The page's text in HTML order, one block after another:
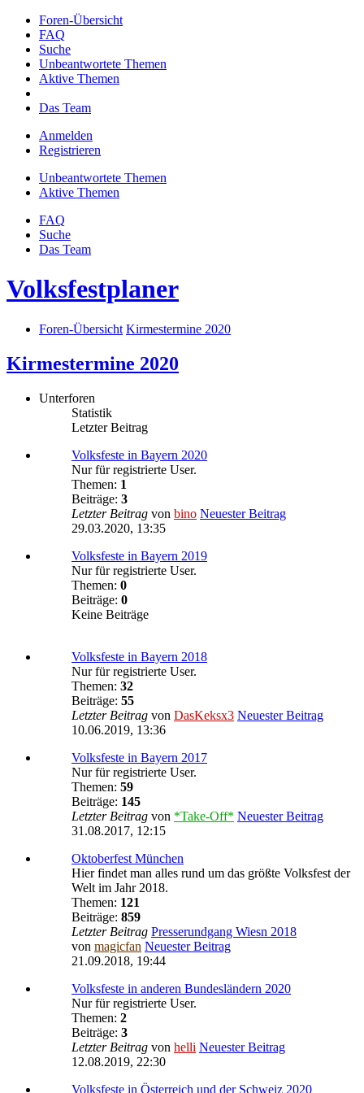
Foren-Übersicht
FAQ
Suche
Unbeantwortete Themen
Aktive Themen
Das Team
Anmelden
Registrieren
Unbeantwortete Themen
Aktive Themen
FAQ
Suche
Das Team
Volksfestplaner
Foren-Übersicht Kirmestermine 2020
Kirmestermine 2020
Unterforen
Statistik
Letzter Beitrag
Volksfeste in Bayern 2020
Nur für registrierte User.
Themen: 1
Beiträge: 3
Letzter Beitrag von bino Neuester Beitrag
29.03.2020, 13:35
Volksfeste in Bayern 2019
Nur für registrierte User.
Themen: 0
Beiträge: 0
Keine Beiträge
Volksfeste in Bayern 2018
Nur für registrierte User.
Themen: 32
Beiträge: 55
Letzter Beitrag von DasKeksx3 Neuester Beitrag
10.06.2019, 13:36
Volksfeste in Bayern 2017
Nur für registrierte User.
Themen: 59
Beiträge: 145
Letzter Beitrag von *Take-Off* Neuester Beitrag
31.08.2017, 12:15
Oktoberfest München
Hier findet man alles rund um das größte Volksfest der
Welt im Jahr 2018.
Themen: 121
Beiträge: 859
Letzter Beitrag Presserundgang Wiesn 2018
von magicfan Neuester Beitrag
21.09.2018, 19:44
Volksfeste in anderen Bundesländern 2020
Nur für registrierte User.
Themen: 2
Beiträge: 3
Letzter Beitrag von helli Neuester Beitrag
12.08.2019, 22:30
Volksfeste in Österreich und der Schweiz 2020